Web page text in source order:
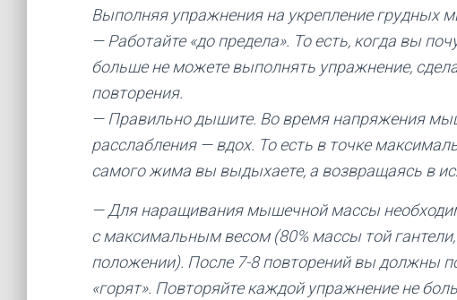
Выполняя упражнения на укрепление грудных
— Работайте «до предела». То есть, когда вы
больше не можете выполнять упражнение,
повторения.
— Правильно дышите. Во время напряжения
расслабления — вдох. То есть в точке
самого жима вы выдыхаете, а возвращаясь в
— Для наращивания мышечной массы
с максимальным весом (80% массы той
положении). После 7-8 повторений вы должны
«горят». Повторяйте каждой упражнение не